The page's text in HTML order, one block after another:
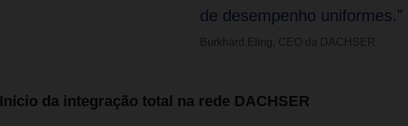
de desempenho uniformes.”
Burkhard Eling, CEO da DACHSER
Início da integração total na rede DACHSER